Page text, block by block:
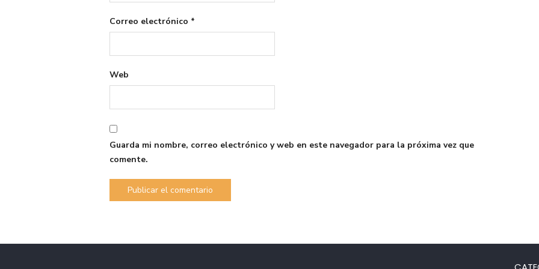
Correo electrónico *
Web
Guarda mi nombre, correo electrónico y web en este navegador para la próxima vez que
comente.